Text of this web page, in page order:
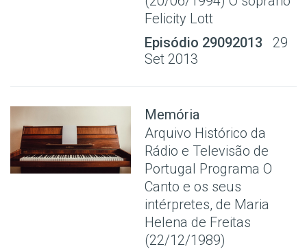
Felicity Lott
Episódio 29092013
29
Set 2013
Memória
Arquivo Histórico da
Rádio e Televisão de
Portugal Programa O
Canto e os seus
intérpretes, de Maria
Helena de Freitas
(22/12/1989)